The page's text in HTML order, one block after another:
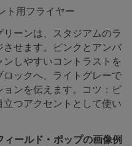
ト用フライヤー
ーンは、スタジアムのラ
せます。ピンクとアンバ
しやすいコントラストを
ックへ、ライトグレーで
ンを伝えます。コツ：ピ
つアクセントとして使い
ールド・ポップの画像例